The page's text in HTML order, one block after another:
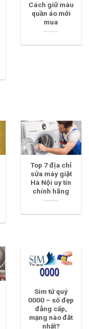
Cách giữ màu
quần áo mới
mua
Top 7 địa chỉ
sửa máy giặt
Hà Nội uy tín
chính hãng
Sim tứ quý
0000 – số đẹp
đẳng cấp,
mạng nào đắt
nhất?